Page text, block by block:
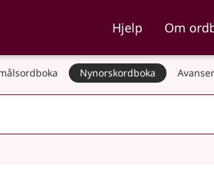
Hjelp Om
Nynorskordboka